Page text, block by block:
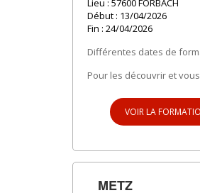
Lieu : 57600 FORBACH
Début : 13/04/2026
Fin : 24/04/2026
Différentes dates de
Pour les découvrir et
VOIR LA
METZ